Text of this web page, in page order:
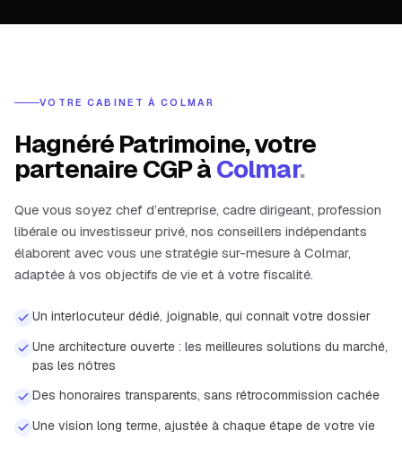
VOTRE CABINET À COLMAR
Hagnéré Patrimoine, votre
partenaire CGP àColmar.
Que vous soyez chef d’entreprise, cadre dirigeant, profession
libérale ou investisseur privé, nos conseillers indépendants
élaborent avec vous une stratégie sur-mesure à Colmar,
adaptée à vos objectifs de vie et à votre fiscalité.
Un interlocuteur dédié, joignable, qui connaît votre dossier
Une architecture ouverte : les meilleures solutions du marché,
pas les nôtres
Des honoraires transparents, sans rétrocommission cachée
Une vision long terme, ajustée à chaque étape de votre vie